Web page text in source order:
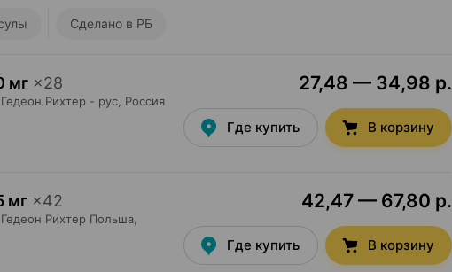
Сделано в РБ
мг ×28
Гедеон Рихтер - рус , Россия
27,48 — 34,98 р.
Где купить В корзину
мг ×42
Гедеон Рихтер Польша
42,47 — 67,80 р.
Где купить В корзину